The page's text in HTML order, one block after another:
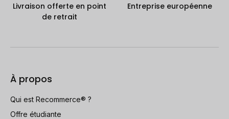
Livraison offerte en point
de retrait
Entreprise européenne
À propos
Qui est Recommerce® ?
Offre étudiante